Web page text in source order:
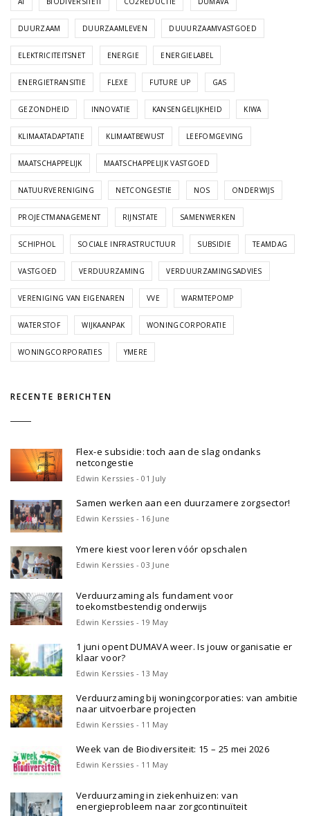
DUURZAAM DUURZAAMLEVEN DUUURZAAMVASTGOED
ELEKTRICITEITSNET ENERGIE ENERGIELABEL
ENERGIETRANSITIE FLEXE FUTURE UP GAS
GEZONDHEID INNOVATIE KANSENGELIJKHEID KIWA
KLIMAATADAPTATIE KLIMAATBEWUST LEEFOMGEVING
MAATSCHAPPELIJK MAATSCHAPPELIJK VASTGOED
NATUURVERENIGING NETCONGESTIE NOS ONDERWIJS
PROJECTMANAGEMENT RIJNSTATE SAMENWERKEN
SCHIPHOL SOCIALE INFRASTRUCTUUR SUBSIDIE TEAMDAG
VASTGOED VERDUURZAMING VERDUURZAMINGSADVIES
VERENIGING VAN EIGENAREN VVE WARMTEPOMP
WATERSTOF WIJKAANPAK WONINGCORPORATIE
WONINGCORPORATIES YMERE
RECENTE BERICHTEN
Flex-e subsidie: toch aan de slag ondanks
netcongestie
Edwin Kerssies - 01 July
Samen werken aan een duurzamere zorgsector!
Edwin Kerssies - 16 June
Ymere kiest voor leren vóór opschalen
Edwin Kerssies - 03 June
Verduurzaming als fundament voor
toekomstbestendig onderwijs
Edwin Kerssies - 19 May
1 juni opent DUMAVA weer. Is jouw organisatie er
klaar voor?
Edwin Kerssies - 13 May
Verduurzaming bij woningcorporaties: van ambitie
naar uitvoerbare projecten
Edwin Kerssies - 11 May
Week van de Biodiversiteit: 15 – 25 mei 2026
Edwin Kerssies - 11 May
Verduurzaming in ziekenhuizen: van
energieprobleem naar zorgcontinuïteit